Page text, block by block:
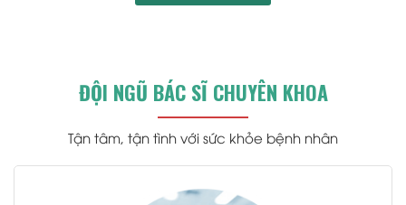
ĐỘI NGŨ BÁC SĨ CHUYÊN KHOA
Tận tâm, tận tình với sức khỏe bệnh nhân